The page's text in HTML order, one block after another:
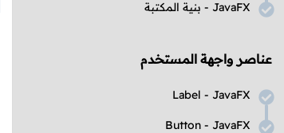
JavaFX - بنية المكتبة
عناصر واجهة المستخدم
JavaFX
-
Label
JavaFX
-
Button